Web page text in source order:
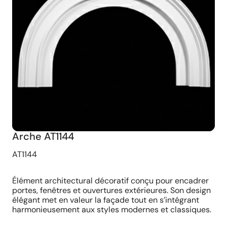
Arche AT1144
AT1144
Élément architectural décoratif conçu pour encadrer
portes, fenêtres et ouvertures extérieures. Son design
élégant met en valeur la façade tout en s’intégrant
harmonieusement aux styles modernes et classiques.